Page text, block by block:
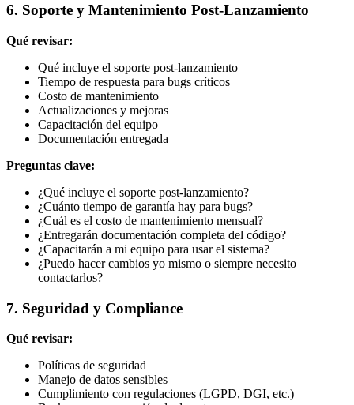
6. Soporte y Mantenimiento Post-Lanzamiento
Qué revisar:
Qué incluye el soporte post-lanzamiento
Tiempo de respuesta para bugs críticos
Costo de mantenimiento
Actualizaciones y mejoras
Capacitación del equipo
Documentación entregada
Preguntas clave:
¿Qué incluye el soporte post-lanzamiento?
¿Cuánto tiempo de garantía hay para bugs?
¿Cuál es el costo de mantenimiento mensual?
¿Entregarán documentación completa del código?
¿Capacitarán a mi equipo para usar el sistema?
¿Puedo hacer cambios yo mismo o siempre necesito
contactarlos?
7. Seguridad y Compliance
Qué revisar:
Políticas de seguridad
Manejo de datos sensibles
Cumplimiento con regulaciones (LGPD, DGI, etc.)